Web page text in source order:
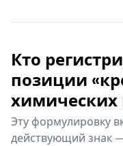
Кто
позиции
химических
Эту формулировку
действующий знак —